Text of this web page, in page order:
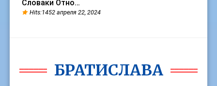
Словаки Отно…
Hits:1452 апреля 22, 2024
БРАТИСЛАВА
БРАТИСЛАВА